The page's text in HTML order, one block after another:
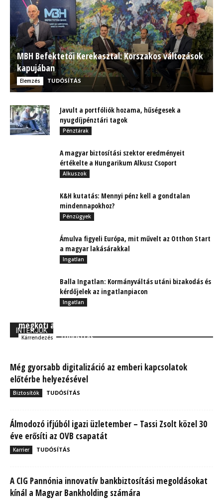
MBH Befektetői Kerekasztal: Korszakos változások
kapujában
Elemzés TUDÓSÍTÁS
Javult a portfóliók hozama, hűségesek a
nyugdíjpénztári tagok
Pénztárak
A magyar biztosítási szektor eredményeit
értékelte a Hungarikum Alkusz Csoport
Alkuszok
K&H kutatás: Mennyi pénz kell a gondtalan
mindennapokhoz?
Pénzügyek
Ámulva figyeli Európa, mit művelt az Otthon Start
a magyar lakásárakkal
Ingatlan
Balla Ingatlan: Kormányváltás utáni bizakodás és
kérdőjelek az ingatlanpiacon
Ingatlan
INTERJÚK
megköti a biztosítását?
Kárrendezés TUDÓSÍTÁS
Még gyorsabb digitalizáció az emberi kapcsolatok
előtérbe helyezésével
Biztosítók TUDÓSÍTÁS
Álmodozó ifjúból igazi üzletember – Tassi Zsolt közel 30
éve erősíti az OVB csapatát
Karrier TUDÓSÍTÁS
A CIG Pannónia innovatív bankbiztosítási megoldásokat
kínál a Magyar Bankholding számára